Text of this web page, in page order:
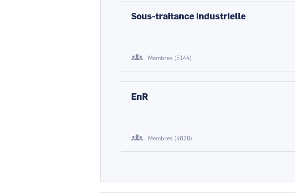
Sous-traitance industrielle
Membres (5144)
EnR
Membres (4628)